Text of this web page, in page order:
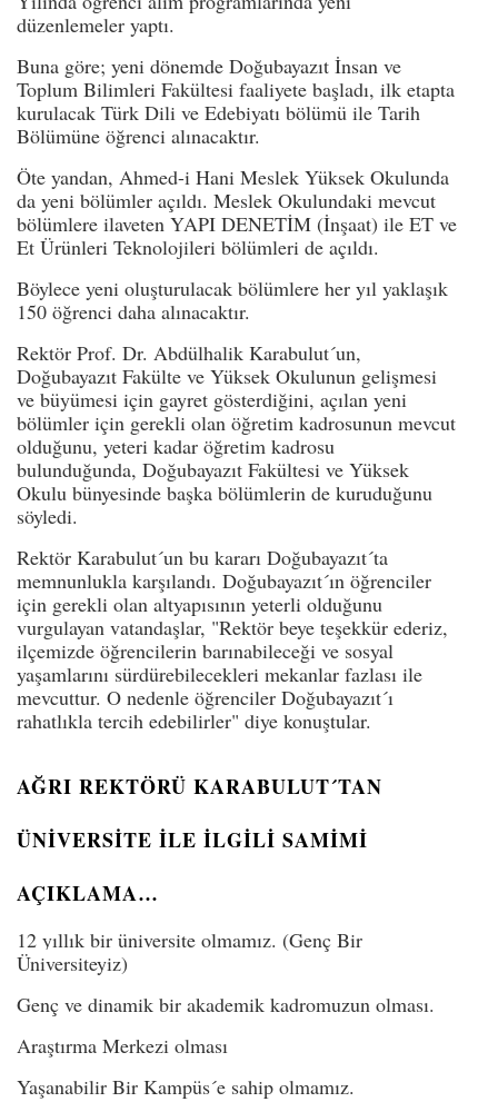
düzenlemeler yaptı.
Buna göre; yeni dönemde Doğubayazıt İnsan ve
Toplum Bilimleri Fakültesi faaliyete başladı, ilk etapta
kurulacak Türk Dili ve Edebiyatı bölümü ile Tarih
Bölümüne öğrenci alınacaktır.
Öte yandan, Ahmed-i Hani Meslek Yüksek Okulunda
da yeni bölümler açıldı. Meslek Okulundaki mevcut
bölümlere ilaveten YAPI DENETİM (İnşaat) ile ET ve
Et Ürünleri Teknolojileri bölümleri de açıldı.
Böylece yeni oluşturulacak bölümlere her yıl yaklaşık
150 öğrenci daha alınacaktır.
Rektör Prof. Dr. Abdülhalik Karabulut´un,
Doğubayazıt Fakülte ve Yüksek Okulunun gelişmesi
ve büyümesi için gayret gösterdiğini, açılan yeni
bölümler için gerekli olan öğretim kadrosunun mevcut
olduğunu, yeteri kadar öğretim kadrosu
bulunduğunda, Doğubayazıt Fakültesi ve Yüksek
Okulu bünyesinde başka bölümlerin de kuruduğunu
söyledi.
Rektör Karabulut´un bu kararı Doğubayazıt´ta
memnunlukla karşılandı. Doğubayazıt´ın öğrenciler
için gerekli olan altyapısının yeterli olduğunu
vurgulayan vatandaşlar, "Rektör beye teşekkür ederiz,
ilçemizde öğrencilerin barınabileceği ve sosyal
yaşamlarını sürdürebilecekleri mekanlar fazlası ile
mevcuttur. O nedenle öğrenciler Doğubayazıt´ı
rahatlıkla tercih edebilirler" diye konuştular.
AĞRI REKTÖRÜ KARABULUT´TAN
ÜNİVERSİTE İLE İLGİLİ SAMİMİ
AÇIKLAMA…
12 yıllık bir üniversite olmamız. (Genç Bir
Üniversiteyiz)
Genç ve dinamik bir akademik kadromuzun olması.
Araştırma Merkezi olması
Yaşanabilir Bir Kampüs´e sahip olmamız.